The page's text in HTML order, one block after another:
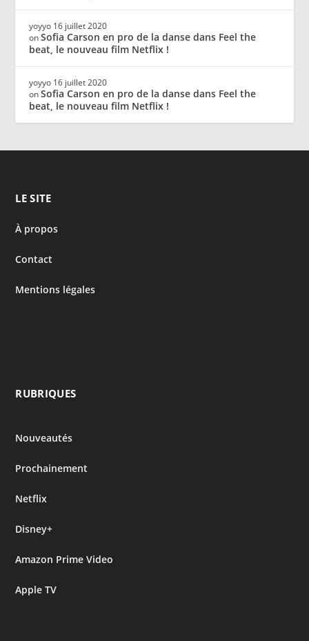
yoyyo 16 juillet 2020
onSofia Carson en pro de la danse dans Feel the
beat, le nouveau film Netflix !
yoyyo 16 juillet 2020
onSofia Carson en pro de la danse dans Feel the
beat, le nouveau film Netflix !
LE SITE
À propos
Contact
Mentions légales
RUBRIQUES
Nouveautés
Prochainement
Netflix
Disney+
Amazon Prime Video
Apple TV